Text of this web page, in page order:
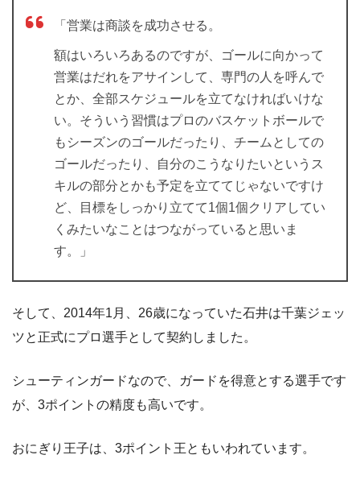
「営業は商談を成功させる。
額はいろいろあるのですが、ゴールに向かって
営業はだれをアサインして、専門の人を呼んで
とか、全部スケジュールを立てなければいけな
い。そういう習慣はプロのバスケットボールで
もシーズンのゴールだったり、チームとしての
ゴールだったり、自分のこうなりたいというス
キルの部分とかも予定を立ててじゃないですけ
ど、目標をしっかり立てて1個1個クリアしてい
くみたいなことはつながっていると思いま
す。」
そして、2014年1月、26歳になっていた石井は千葉ジェッ
ツと正式にプロ選手として契約しました。
シューティンガードなので、ガードを得意とする選手です
が、3ポイントの精度も高いです。
おにぎり王子は、3ポイント王ともいわれています。